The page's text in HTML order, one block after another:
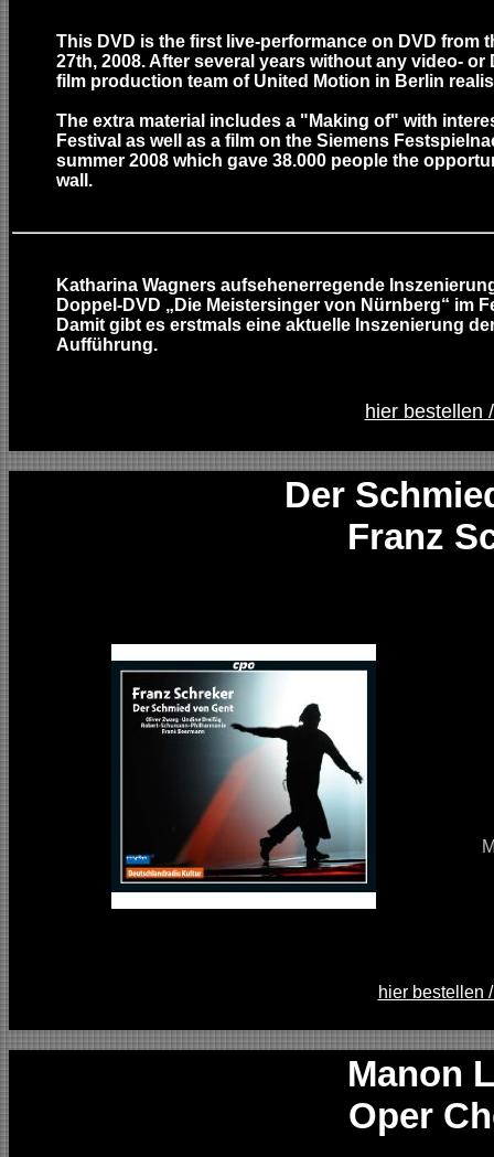
This DVD is the first live-performance on DVD from
27th, 2008. After several years without any video-
film production team of United Motion in Berlin
The extra material includes a "Making of" with
Festival as well as a film on the Siemens
summer 2008 which gave 38.000 people the
wall.
Katharina Wagners aufsehenerregende
Doppel-DVD „Die Meistersinger von Nürnberg“ im
Damit gibt es erstmals eine aktuelle Inszenierung
Aufführung.
hier bestellen
Der
Franz
hier bestellen
Manon
Oper